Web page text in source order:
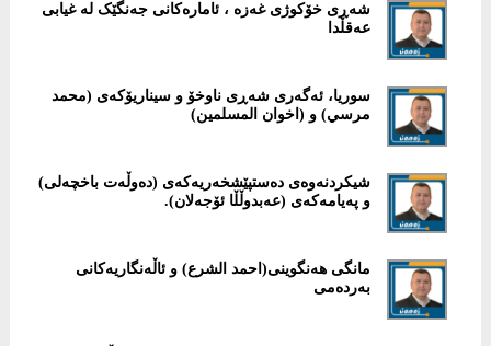
شەڕی خۆکوژی غەزە ، ئامارەکانی جەنگێک لە غیابی
عەقڵدا
سوریا، ئەگەری شەڕی ناوخۆ و سیناریۆکەی (محمد
مرسي) و (اخوان المسلمين)
شیکردنەوەی دەستپێشخەریەکەی (دەوڵەت باخچەلی)
و پەیامەکەی (عه‌بدوڵڵا ئۆجه‌لان).
مانگی هەنگوینی(احمد الشرع) و ئاڵەنگاریەکانی
بەردەمی